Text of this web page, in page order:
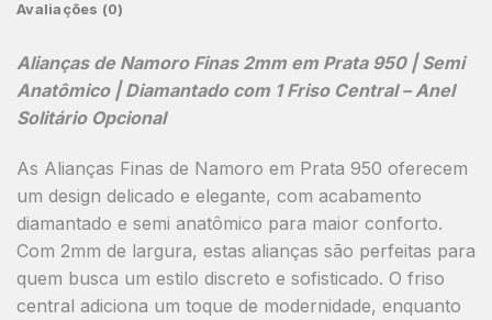
Avaliações (0)
Alianças de Namoro Finas 2mm em Prata 950 | Semi
Anatômico | Diamantado com 1 Friso Central– Anel
Solitário Opcional
As Alianças Finas de Namoro em Prata 950 oferecem
um design delicado e elegante, com acabamento
diamantado e semi anatômico para maior conforto.
Com 2mm de largura, estas alianças são perfeitas para
quem busca um estilo discreto e sofisticado. O friso
central adiciona um toque de modernidade, enquanto